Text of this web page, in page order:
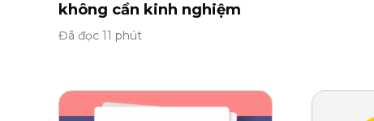
không cần kinh nghiệm
Đã đọc 11 phút